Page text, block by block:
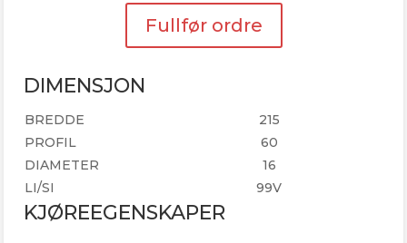
Fullfør ordre
DIMENSJON
BREDDE
215
PROFIL
60
DIAMETER
16
LI/SI
99V
KJØREEGENSKAPER